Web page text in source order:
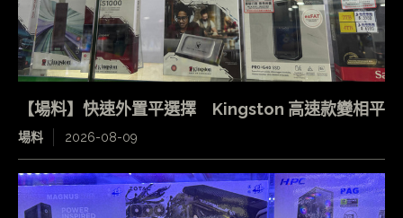
【場料】快速外置平選擇 Kingston 高速款變相平
場料 2026-08-09